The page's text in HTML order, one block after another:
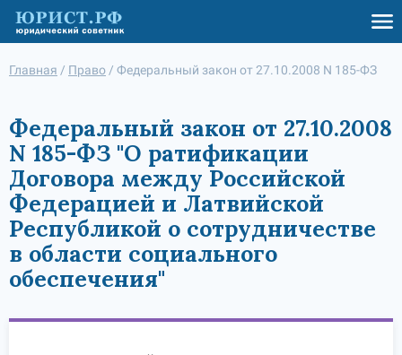
Главная / Право / Федеральный закон от 27.10.2008 N 185-ФЗ
Федеральный закон от 27.10.2008
N 185-ФЗ "О ратификации
Договора между Российской
Федерацией и Латвийской
Республикой о сотрудничестве
в области социального
обеспечения"